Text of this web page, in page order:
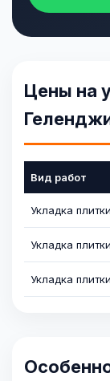
Цены на
Вид работ
Укладка
Укладка
Укладка